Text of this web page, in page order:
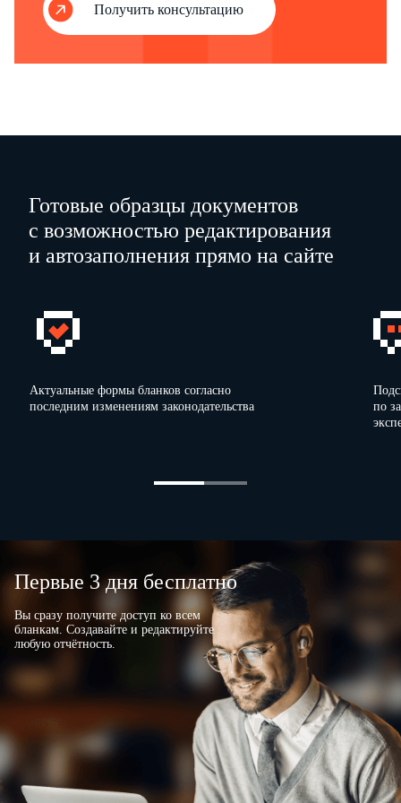
Получить консультацию
Готовые образцы документов
с возможностью редактирования
и автозаполнения прямо на сайте
Актуальные формы бланков согласно
последним изменениям законодательства
по
Первые 3 дня бесплатно
Вы сразу получите доступ ко всем
бланкам. Создавайте и редактируйте
любую отчётность.